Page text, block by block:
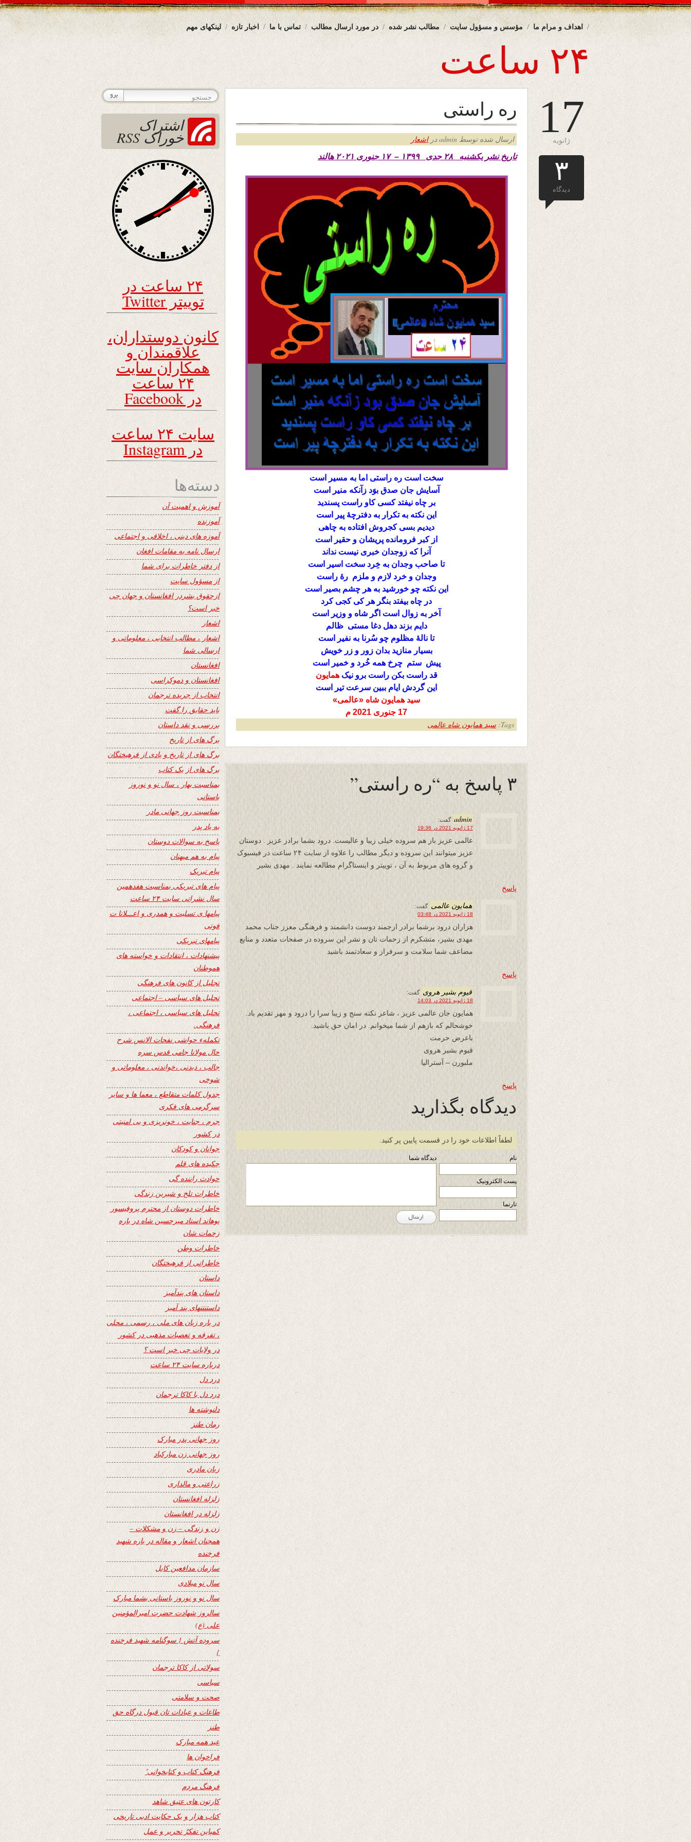
لینکهای مهم اخبار تازه تماس با ما در مورد ارسال مطالب مطالب نشر شده مؤسس و مسؤول سایت اهداف و مرام ما
۲۴ ساعت
17
ژانویه
۳
دیدگاه
ره راستی
ارسال شده توسط admin در اشعار
تاریخ نشر یکشنبه ۲۸ جدی ۱۳۹۹ – ۱۷ جنوری ۲۰۲۱ هالند
سخت است ره راستی اما به مسیر است
آسایش جان صدق بوَد زآنکه منیر است
بر چاه نیفتد کسی کاو راست پسندید
این نکته به تکرار به دفترچۀ پیر است
دیدیم بسی کجروش افتاده به چاهی
از کبر فرومانده پریشان و حقیر است
آنرا که زوجدان خبری نیست نداند
تا صاحب وجدان به خِرد سخت اسیر است
وجدان و خرد لازم و ملزم رۀ راست
این نکته چو خورشید به هر چشم بصیر است
در چاه بیفتد بنگر هر کی کجی کرد
آخر به زوال است اگر شاه و وزیر است
دایم بزند دهل دغا مستی ظالم
تا نالۀ مظلوم چو سُرنا به نفیر است
بسیار منازید بدان زور و زر خویش
پیش ستم چرخ همه خُرد و خمیر است
قد راست بکن راست برو نیکهمایون
این گردش ایام ببین سرعت تیر است
سید همایون شاه «عالمی»
17 جنوری 2021 م
Tags: سید همایون شاه عالمی
۳ پاسخ به “ره راستی”
admin گفت:
17 ژانویه 2021 در 19:36
عالمی عزیز باز هم سروده خیلی زیبا و عالیست. درود بشما برادر عزیز . دوستان
عزیز میتوانند این سروده و دیگر مطالب را علاوه از سایت ۲۴ ساعت در فیسبوک
و گروه های مربوط به آن ، توییتر و اینستاگرام مطالعه نمایند . مهدی بشیر
پاسخ
همایون عالمی گفت:
18 ژانویه 2021 در 03:48
هزاران درود برشما برادر ارجمند دوست دانشمند و فرهنگی معزز جناب محمد
مهدی بشیر، متشکرم از زحمات تان و نشر این سروده در صفحات متعدد و منابع
مضاعف شما سلامت و سرفراز و سعادتمند باشید
پاسخ
قیوم بشیر هروی گفت:
18 ژانویه 2021 در 14:03
همایون جان عالمی عزیز ، شاعر نکته سنج و زیبا سرا را درود و مهر تقدیم باد.
خوشحالم که بازهم از شما میخوانم. در امان حق باشید.
باعرض حرمت
قیوم بشیر هروی
ملبورن – آسترالیا
پاسخ
دیدگاه بگذارید
لطفاً اطلاعات خود را در قسمت پایین پر کنید.
نام
پست الکترونیک
تارنما
دیدگاه شما
اشتراک
خوراک RSS
۲۴ ساعت در
توییتر Twitter
کانون دوستداران،
علاقمندان و
همکاران سایت
۲۴ ساعت
در Facebook
سایت ۲۴ ساعت
در Instagram
دسته‌ها
آموزش و اهمیت آن
آموزنده
آموزه های دینی ، اخلاقی و اجتماعی
ارسال نامه به مقامات افغان
از دفتر خاطرات برای شما
از مسؤول سایت
ازحقوق بشردر افغانستان و جهان چی
خبر است؟
اشعار
اشعار ، مطالب انتخابی ، معلوماتی و
ارسالی شما
افغانستان
افغانستان و دموکراسی
انتخاب از جریده ترجمان
باید حقایق را گفت
بررسی و نقد داستان
برگ های از تاریخ
برگ های از تاریخ و یادی از فرهیختگان
برگ های از یک کتاب
بمناسبت بهار ، سال نو و نوروز
باستانی
بمناسبت روز جهانی مادر
به یاد پدر
پاسخ به سوالات دوستان
پیام به هم میهنان
پیام تبریک
پیام های تبریکی بمناسبت هفدهمین
سال نشراتی سایت ۲۴ ساعت
پیامها ی تسلیت و همدری و اعـــلانا ت
فوتی
پیامهای تبریکی
پیشنهادات ، انتقادات و خواسته های
هموطنان
تجلیل از کانون های فرهنگی
تحلیل های سیاسی – اجتماعی
تحلیل های سیاسی ، اجتماعی ،
فرهنگی.
تکملهء حواشی نفحات الانس شرح
حال مولانا جامی قدس سره
جالب ، دیدنی ،خواندنی ، معلوماتی و
شوخی
جدول کلمات متقاطع ، معما ها و سایر
سرگرمی های فکری
جرم ، جنایت ، خونریزی و بی امنیتی
در کشور
جوانان و کودکان
چکیده های قلم
حوادث راننده گی
خاطرات تلخ و شیرین زندگی
خاطرات دوستان از محترم پروفیسور
پوهاند استاد میرحسین شاه در باره
زحمات شان
خاطرات وطن
خاطراتی از فرهیختگان
داستان
داستان های پندآمیز
داستنتنهای پند آمیز
در باره زبان های ملی ، رسمی ، محلی
، تفرقه و تعصبات مذهبی در کشور
در ولایات چی خبر است ؟
درباره سایت ۲۴ ساعت
درد دل
درد دل با کاکا ترجمان
دلنوشته ها
رمان طنز
روز جهانی پدر مبارک
روز جهانی زن مبارکباد
زبان مادری
زراعتی و مالداری
زلزله افغانستان
زلزله در افغانستان
زن و زندگی – زن و مشکلات –
همچنان اشعار و مقاله در باره شهید
فرخنده
سازمان مدافعین کابل
سال نو میلادی
سال نو و نوروز باستانی بشما مبارک
سالروز شهادت حضرت امیرالمؤمنین
علی (ع)
سروده آتش { سوگنامه شهید فرخنده
}
سولاتی از کاکا ترجمان
سیاسی
صحت و سلامتی
طاعات و عبادات تان قبول درگاه حق
طنز
عید همه مبارک
فراخوان ها
فرهنگ کتاب و کتابخوانی٬
فرهنگ مردم
کارتون های عتیق شاهد
کتاب هزار و یک حکایت ادبی تاریخی
کمپاین تفکرُ تحریر و عمل